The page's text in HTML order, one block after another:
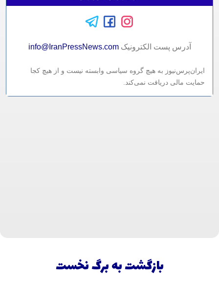
آدرس پست الکترونيکinfo@IranPressNews.com
ایران‌پرس‌نیوز به هیچ گروه سیاسی وابسته نیست و از هیچ کجا
حمایت مالی دریافت نمی‌کند.
بازگشت به برگ نخست